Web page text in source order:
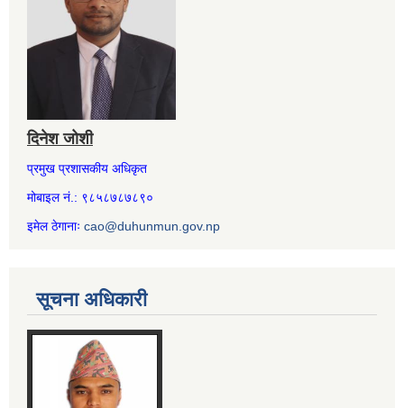
दिनेश जोशी
प्रमुख प्रशासकीय अधिकृत
मोबाइल नं.: ९८५८७८७८९०
इमेल ठेगानाः cao@duhunmun.gov.np
सूचना अधिकारी